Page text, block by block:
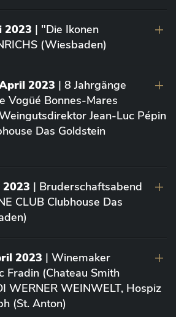
2023 | "Die Ikonen
(Wiesbaden)
2023 | 8 Jahrgänge
Vogüé Bonnes-Mares
Jean-Luc Pépin
Das Goldstein
| Bruderschaftsabend
CLUB Clubhouse Das
2023 | Winemaker
Fradin (Chateau Smith
WERNER WEINWELT, Hospiz
(St. Anton)